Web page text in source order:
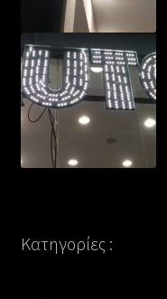
Κατηγορίες :